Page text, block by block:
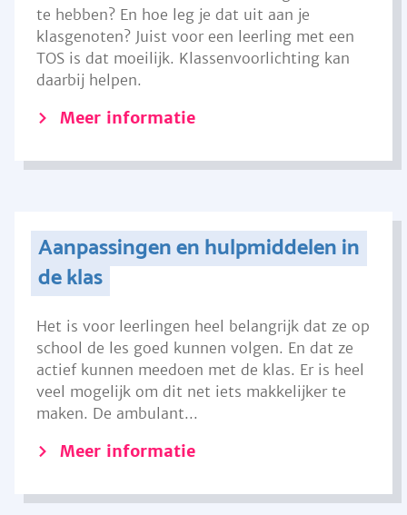
te hebben? En hoe leg je dat uit aan je
klasgenoten? Juist voor een leerling met een
TOS is dat moeilijk. Klassenvoorlichting kan
daarbij helpen.
Meer informatie
Aanpassingen en hulpmiddelen in
de klas
Het is voor leerlingen heel belangrijk dat ze op
school de les goed kunnen volgen. En dat ze
actief kunnen meedoen met de klas. Er is heel
veel mogelijk om dit net iets makkelijker te
maken. De ambulant...
Meer informatie